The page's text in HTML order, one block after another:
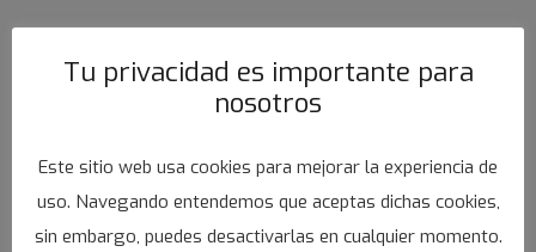
PRESENTATIONS
Tu privacidad es importante para
nosotros
Este sitio web usa cookies para mejorar la experiencia de
uso. Navegando entendemos que aceptas dichas cookies,
sin embargo, puedes desactivarlas en cualquier momento.